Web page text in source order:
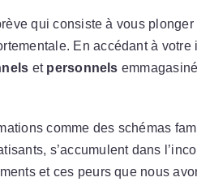
qui consiste à vous plonger
En accédant à votre
et personnels
comme des schémas
s’accumulent dans
et ces peurs que nous